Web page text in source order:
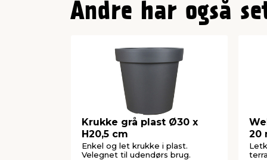
Andre har også
Krukke grå plast Ø30 x
H20,5 cm
Enkel og let krukke i plast.
Velegnet til udendørs brug.
20